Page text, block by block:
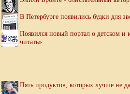
В Петербурге появились будки для
Появился новый портал о детском
читать»
Пять продуктов, которых лучше не